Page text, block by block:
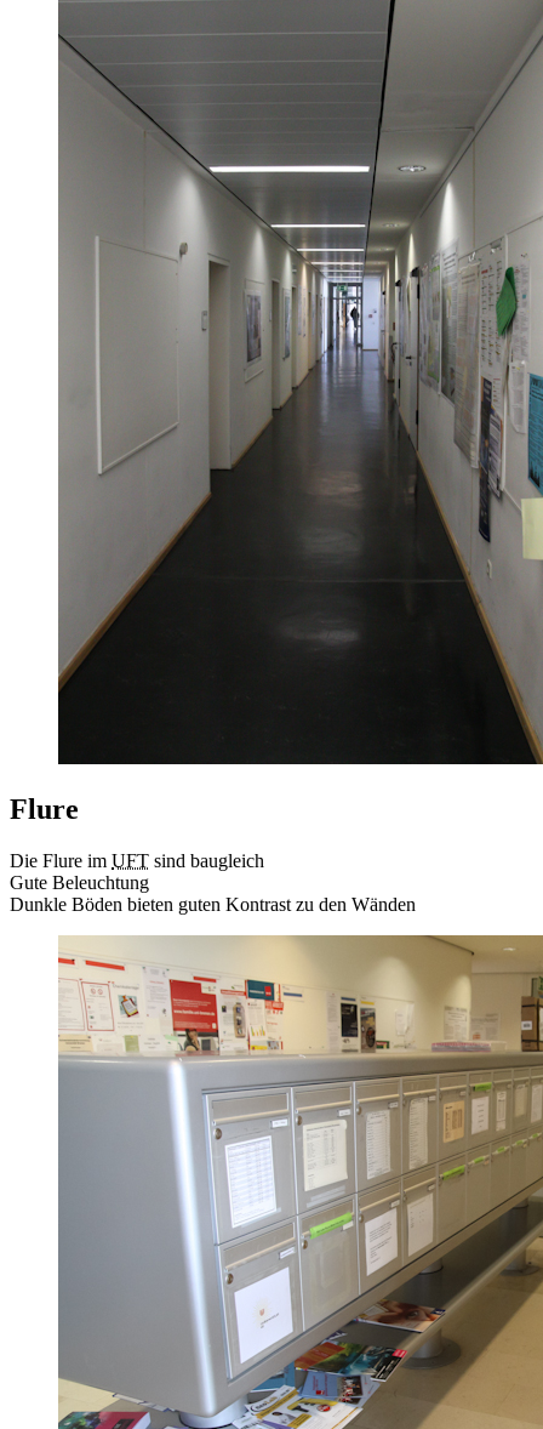
Flure
Die Flure im UFT sind baugleich
Gute Beleuchtung
Dunkle Böden bieten guten Kontrast zu den Wänden